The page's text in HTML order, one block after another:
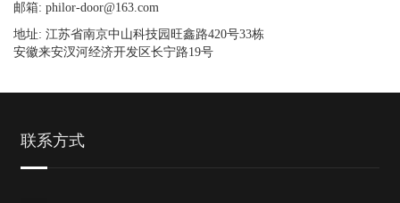
邮箱: philor-door@163.com
地址: 江苏省南京中山科技园旺鑫路420号33栋
安徽来安汊河经济开发区长宁路19号
联系方式